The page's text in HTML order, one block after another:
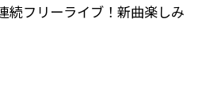
続フリーライブ！新曲楽しみ